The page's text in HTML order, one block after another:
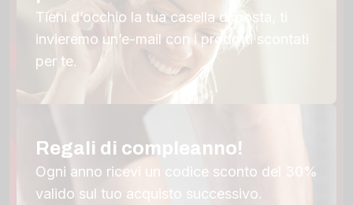
Tieni d’occhio la tua casella di posta, ti
invieremo un’e-mail con i prodotti scontati
per te.
Regali di compleanno!
Ogni anno ricevi un codice sconto del 30%
valido sul tuo acquisto successivo.